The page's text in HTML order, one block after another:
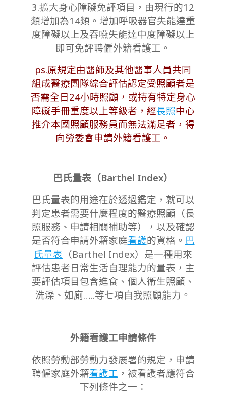
3.擴大身心障礙免評項目，由現行的12
類增加為14類。增加呼吸器官失能達重
度障礙以上及吞嚥失能達中度障礙以上
即可免評聘僱外籍看護工。
ps.原規定由醫師及其他醫事人員共同
組成醫療團隊綜合評估認定受照顧者是
否需全日24小時照顧，或持有特定身心
障礙手冊重度以上等級者，經長照中心
推介本國照顧服務員而無法滿足者，得
向勞委會申請外籍看護工 。
巴氏量表（Barthel Index）
巴氏量表的用途在於透過鑑定，就可以
判定患者需要什麼程度的醫療照顧（長
照服務、申請相關補助等），以及確認
是否符合申請外籍家庭看護的資格。 巴
氏量表 （Barthel Index）是一種用來
評估患者日常生活自理能力的量表，主
要評估項目包含進食、個人衛生照顧、
洗澡、如廁…..等七項自我照顧能力。
外籍看護工申請條件
依照勞動部勞動力發展署的規定，申請
聘僱家庭外籍看護工 ，被看護者應符合
下列條件之一：